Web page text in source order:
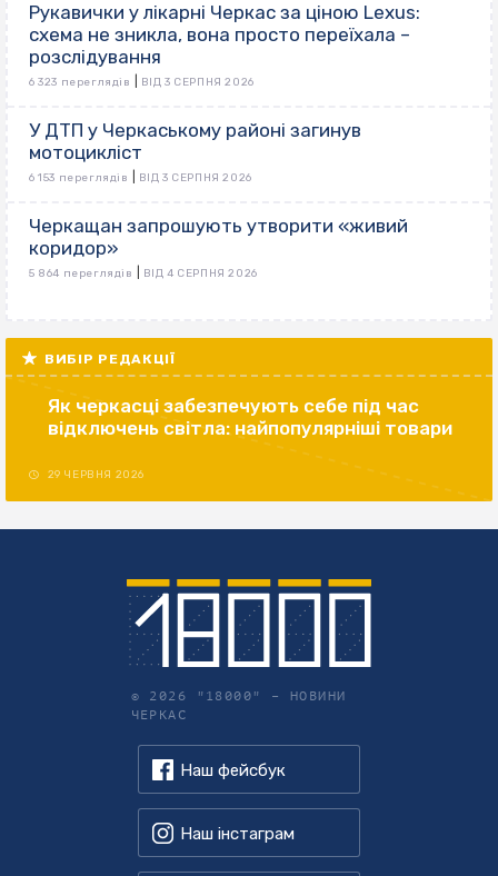
Рукавички у лікарні Черкас за ціною Lexus:
схема не зникла, вона просто переїхала –
розслідування
6 323 переглядів ВІД 3 СЕРПНЯ 2026
У ДТП у Черкаському районі загинув
мотоцикліст
6 153 переглядів ВІД 3 СЕРПНЯ 2026
Черкащан запрошують утворити «живий
коридор»
5 864 переглядів ВІД 4 СЕРПНЯ 2026
ВИБІР РЕДАКЦІЇ
Як черкасці забезпечують себе під час
відключень світла: найпопулярніші товари
29 ЧЕРВНЯ 2026
© 2026 "18000" – НОВИНИ
ЧЕРКАС
Наш фейсбук
Наш інстаграм